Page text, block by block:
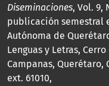
Diseminaciones, Vol. 9,
publicación semestral
Autónoma de
Lenguas y Letras,
Campanas, Querétaro,
ext. 61010,